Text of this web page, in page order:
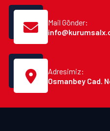
Mail Gönder:
Adresimiz:
Osmanbey Cad.